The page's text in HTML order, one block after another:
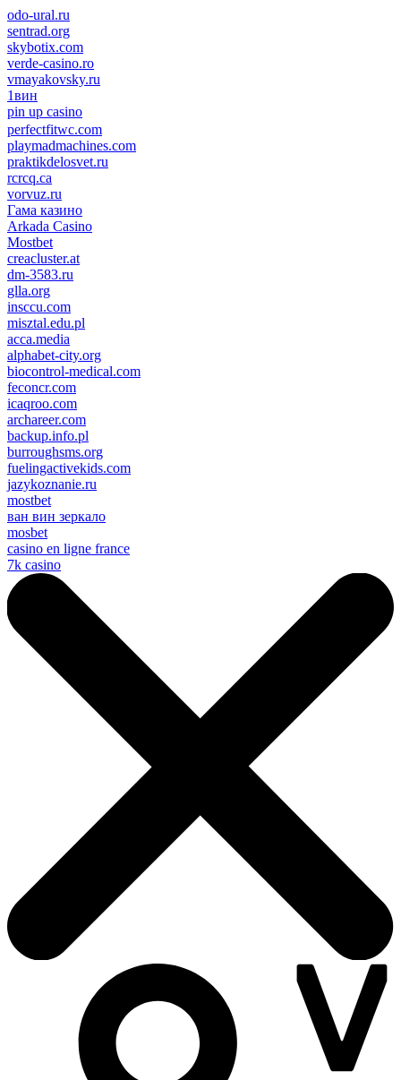
odo-ural.ru
sentrad.org
skybotix.com
verde-casino.ro
vmayakovsky.ru
1вин
pin up casino
пин ап
1win
perfectfitwc.com
playmadmachines.com
praktikdelosvet.ru
rcrcq.ca
vorvuz.ru
Гама казино
Arkada Casino
Mostbet
creacluster.at
dm-3583.ru
glla.org
insccu.com
misztal.edu.pl
acca.media
alphabet-city.org
biocontrol-medical.com
feconcr.com
icaqroo.com
archareer.com
backup.info.pl
burroughsms.org
fuelingactivekids.com
jazykoznanie.ru
mostbet
ван вин зеркало
mosbet
casino en ligne france
7k casino